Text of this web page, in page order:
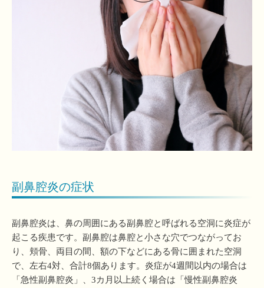
副鼻腔炎の症状
副鼻腔炎は、鼻の周囲にある副鼻腔と呼ばれる空洞に炎症が
起こる疾患です。副鼻腔は鼻腔と小さな穴でつながってお
り、頬骨、両目の間、額の下などにある骨に囲まれた空洞
で、左右4対、合計8個あります。炎症が4週間以内の場合は
「急性副鼻腔炎」、3カ月以上続く場合は「慢性副鼻腔炎